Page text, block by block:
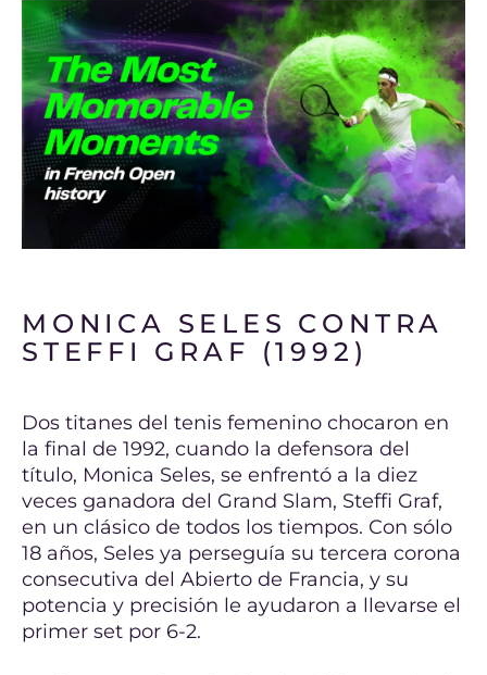
MONICA SELES CONTRA
STEFFI GRAF (1992)
Dos titanes del tenis femenino chocaron en
la final de 1992, cuando la defensora del
título, Monica Seles, se enfrentó a la diez
veces ganadora del Grand Slam, Steffi Graf,
en un clásico de todos los tiempos. Con sólo
18 años, Seles ya perseguía su tercera corona
consecutiva del Abierto de Francia, y su
potencia y precisión le ayudaron a llevarse el
primer set por 6-2.